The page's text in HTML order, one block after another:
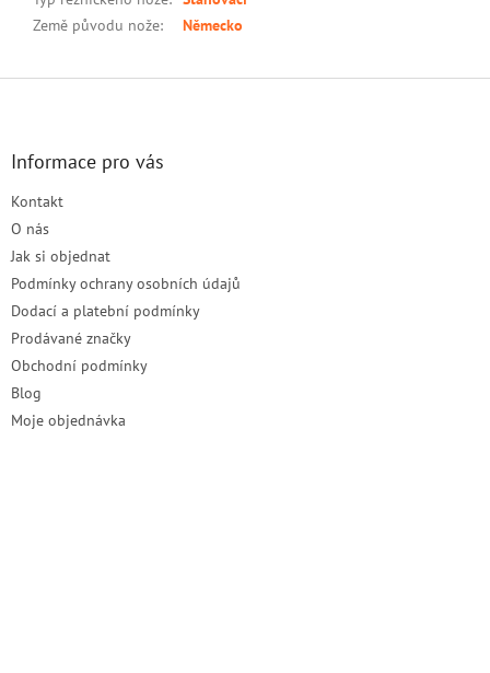
Země původu nože: Německo
Informace pro vás
Kontakt
O nás
Jak si objednat
Podmínky ochrany osobních údajů
Dodací a platební podmínky
Prodávané značky
Obchodní podmínky
Blog
Moje objednávka